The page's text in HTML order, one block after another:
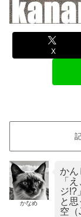
X
かなめ
かん
「
ジ!?」
と
空（